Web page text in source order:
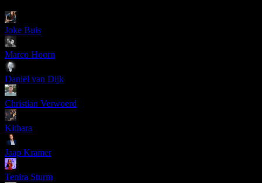
Joke Buis
Marco Hoorn
Daniël van Dijk
Christian Verwoerd
Kithara
Jaap Kramer
Tenira Sturm